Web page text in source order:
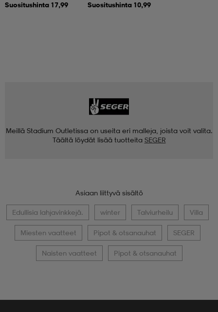
Suositushinta 17,99 Suositushinta 10,99
Meillä Stadium Outletissa on useita eri malleja, joista voit valita.
Täältä löydät lisää tuotteita SEGER
Asiaan liittyvä sisältö
Edullisia lahjavinkkejä. winter Talviurheilu Villa
Miesten vaatteet Pipot & otsanauhat SEGER
Naisten vaatteet Pipot & otsanauhat